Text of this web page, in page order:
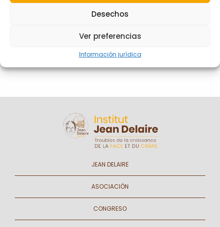
Desechos
Ver preferencias
Información jurídica
JEAN DELAIRE
ASOCIACIÓN
CONGRESO